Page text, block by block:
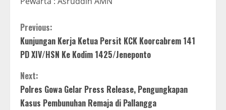
C
o
n
t
Previous:
Kunjungan Kerja Ketua Persit KCK Koorcabrem 141
PD XIV/HSN Ke Kodim 1425/Jeneponto
Next:
Polres Gowa Gelar Press Release, Pengungkapan
Kasus Pembunuhan Remaja di Pallangga